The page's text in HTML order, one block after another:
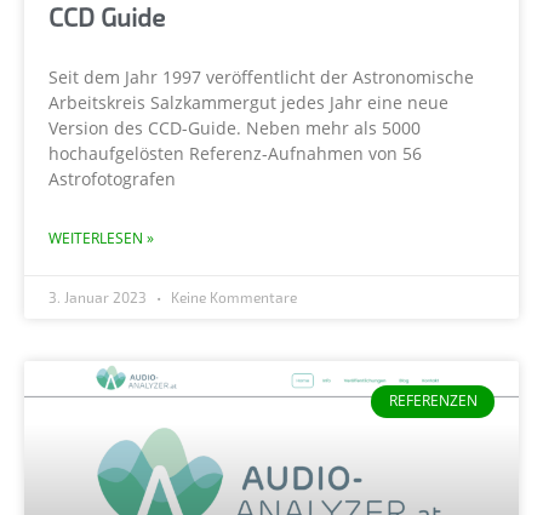
CCD Guide
Seit dem Jahr 1997 veröffentlicht der Astronomische
Arbeitskreis Salzkammergut jedes Jahr eine neue
Version des CCD-Guide. Neben mehr als 5000
hochaufgelösten Referenz-Aufnahmen von 56
Astrofotografen
WEITERLESEN »
3. Januar 2023 Keine Kommentare
REFERENZEN